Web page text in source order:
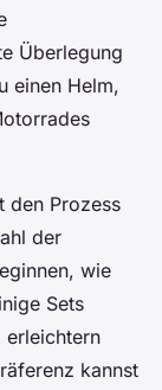
Überlegung
einen Helm,
den Prozess
der
wie
Sets
erleichtern
kannst